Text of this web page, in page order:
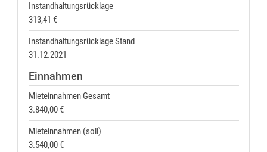
Instandhaltungsrücklage
313,41 €
Instandhaltungsrücklage Stand
31.12.2021
Einnahmen
Mieteinnahmen Gesamt
3.840,00 €
Mieteinnahmen (soll)
3.540,00 €